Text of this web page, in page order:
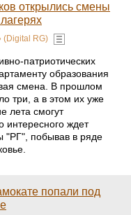
открылись смены
(Digital RG)
патриотических
образования
смена. В прошлом
три, а в этом их уже
лета смогут
интересного ждет
"РГ", побывав в ряде
попали под